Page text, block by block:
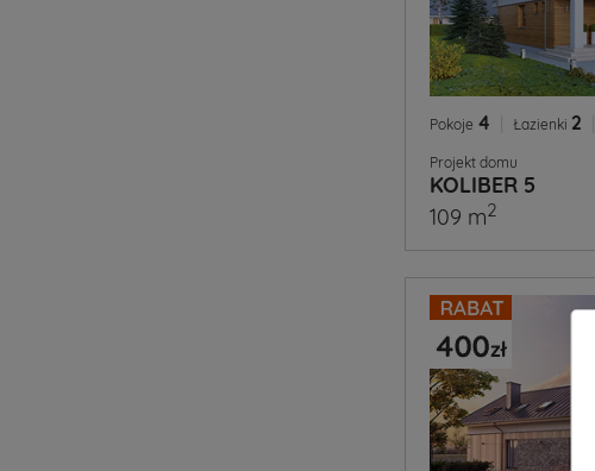
Pokoje 4 Łazienki 2
Projekt domu
KOLIBER 5
109 m2